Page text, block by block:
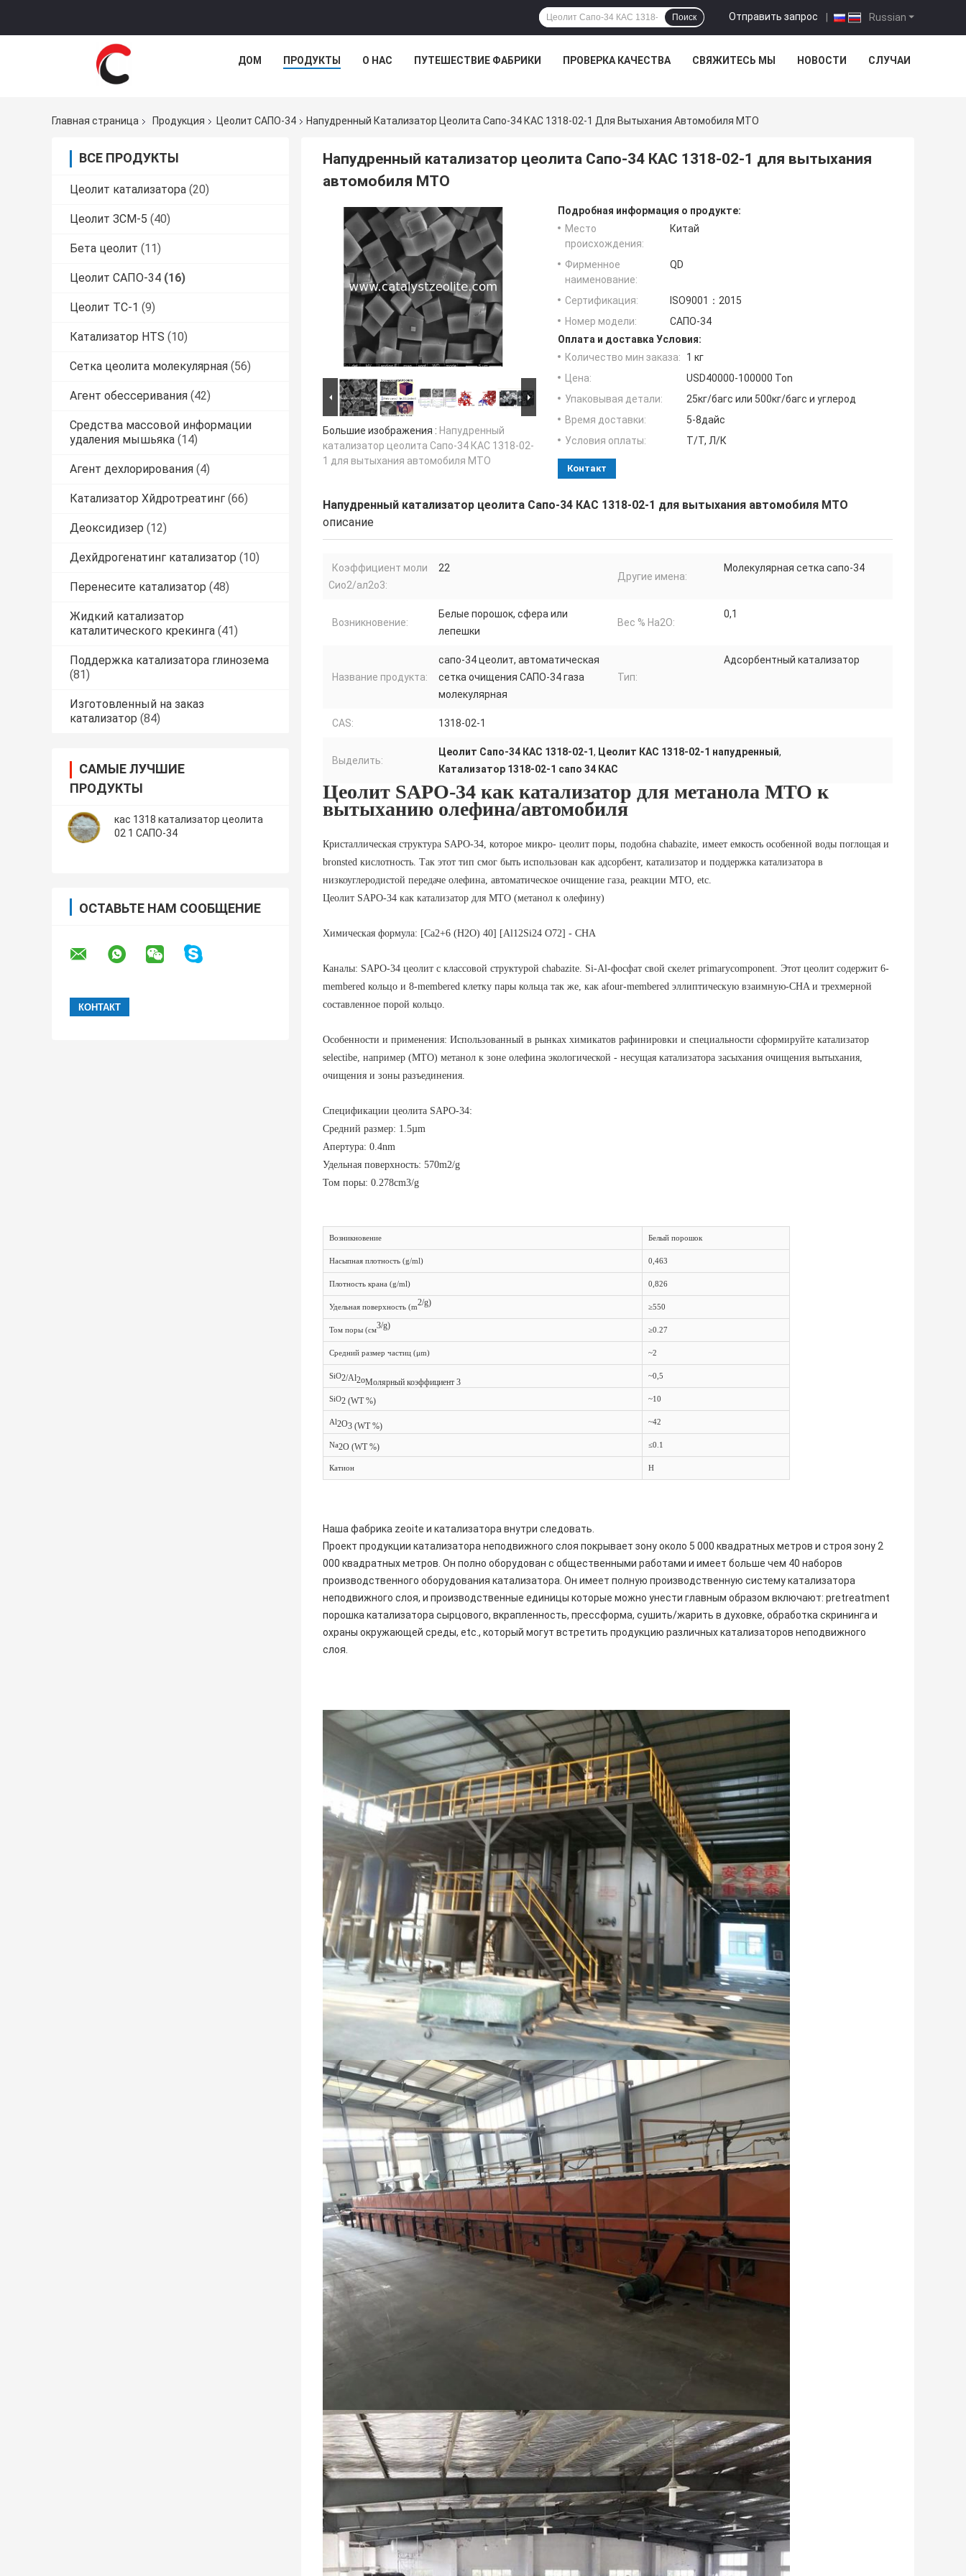
Russian
Отправить запрос |
Поиск
ДОМ ПРОДУКТЫ О НАС ПУТЕШЕСТВИЕ ФАБРИКИ ПРОВЕРКА КАЧЕСТВА СВЯЖИТЕСЬ МЫ НОВОСТИ СЛУЧАИ
Главная страница Продукция Цеолит САПО-34 Напудренный Катализатор Цеолита Сапо-34 КАС 1318-02-1 Для Вытыхания Автомобиля МТО
ВСЕ ПРОДУКТЫ
Цеолит катализатора (20)
Цеолит ЗСМ-5 (40)
Бета цеолит (11)
Цеолит САПО-34 (16)
Цеолит ТС-1 (9)
Катализатор HTS (10)
Сетка цеолита молекулярная (56)
Агент обессеривания (42)
Средства массовой информации
удаления мышьяка (14)
Агент дехлорирования (4)
Катализатор Хйдротреатинг (66)
Деоксидизер (12)
Дехйдрогенатинг катализатор (10)
Перенесите катализатор (48)
Жидкий катализатор
каталитического крекинга (41)
Поддержка катализатора глинозема
(81)
Изготовленный на заказ
катализатор (84)
САМЫЕ ЛУЧШИЕ
ПРОДУКТЫ
кас 1318 катализатор цеолита
02 1 САПО-34
ОСТАВЬТЕ НАМ СООБЩЕНИЕ
Напудренный катализатор цеолита Сапо-34 КАС 1318-02-1 для вытыхания
автомобиля МТО
Большие изображения : Напудренный
катализатор цеолита Сапо-34 КАС 1318-02-
1 для вытыхания автомобиля МТО
Подробная информация о продукте:
Место
происхождения:
Китай
Фирменное
наименование:
QD
Сертификация:
ISO9001：2015
Номер модели:
САПО-34
Оплата и доставка Условия:
Количество мин заказа:
1 кг
Цена:
USD40000-100000 Ton
Упаковывая детали:
25кг/багс или 500кг/багс и углерод
Время доставки:
5-8дайс
Условия оплаты:
Т/Т, Л/К
Контакт
Напудренный катализатор цеолита Сапо-34 КАС 1318-02-1 для вытыхания автомобиля МТО
описание
Коэффициент моли
Сио2/ал2о3:
22
Другие имена:
Молекулярная сетка сапо-34
Возникновение:
Белые порошок, сфера или
лепешки
Вес % На2О:
0,1
Название продукта:
сапо-34 цеолит, автоматическая
сетка очищения САПО-34 газа
молекулярная
Тип:
Адсорбентный катализатор
CAS: 1318-02-1
Выделить:
Цеолит Сапо-34 КАС 1318-02-1, Цеолит КАС 1318-02-1 напудренный,
Катализатор 1318-02-1 сапо 34 КАС
Цеолит SAPO-34 как катализатор для метанола MTO к
вытыханию олефина/автомобиля
Кристаллическая структура SAPO-34, которое микро- цеолит поры, подобна chabazite, имеет емкость особенной воды поглощая и
bronsted кислотность. Так этот тип смог быть использован как адсорбент, катализатор и поддержка катализатора в
низкоуглеродистой передаче олефина, автоматическое очищение газа, реакции MTO, etc.
Цеолит SAPO-34 как катализатор для MTO (метанол к олефину)
Химическая формула: [Ca2+6 (H2O) 40] [Al12Si24 O72] - CHA
Каналы: SAPO-34 цеолит с классовой структурой chabazite. Si-Al-фосфат свой скелет primarycomponent. Этот цеолит содержит 6-
membered кольцо и 8-membered клетку пары кольца так же, как afour-membered эллиптическую взаимную-CHA и трехмерной
составленное порой кольцо.
Особенности и применения: Использованный в рынках химикатов рафинировки и специальности сформируйте катализатор
selectibe, например (MTO) метанол к зоне олефина экологической - несущая катализатора засыхания очищения вытыхания,
очищения и зоны разъединения.
Спецификации цеолита SAPO-34:
Средний размер: 1.5µm
Апертура: 0.4nm
Удельная поверхность: 570m2/g
Том поры: 0.278cm3/g
Возникновение Белый порошок
Насыпная плотность (g/ml) 0,463
Плотность крана (g/ml) 0,826
Удельная поверхность (m2/g) ≥550
Том поры (см3/g) ≥0.27
Средний размер частиц (μm) ~2
SiO2/Al2oМолярный коэффициент 3
~0,5
SiO2 (WT %) ~10
Al2O3 (WT %) ~42
Na2O (WT %) ≤0.1
Катион H
Наша фабрика zeoite и катализатора внутри следовать.
Проект продукции катализатора неподвижного слоя покрывает зону около 5 000 квадратных метров и строя зону 2
000 квадратных метров. Он полно оборудован с общественными работами и имеет больше чем 40 наборов
производственного оборудования катализатора. Он имеет полную производственную систему катализатора
неподвижного слоя, и производственные единицы которые можно унести главным образом включают: pretreatment
порошка катализатора сырцового, вкрапленность, прессформа, сушить/жарить в духовке, обработка скрининга и
охраны окружающей среды, etc., который могут встретить продукцию различных катализаторов неподвижного
слоя.